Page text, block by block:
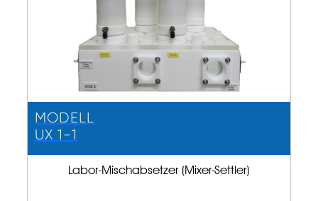
MODELL
UX 1-1
Labor-Mischabsetzer (Mixer-Settler)